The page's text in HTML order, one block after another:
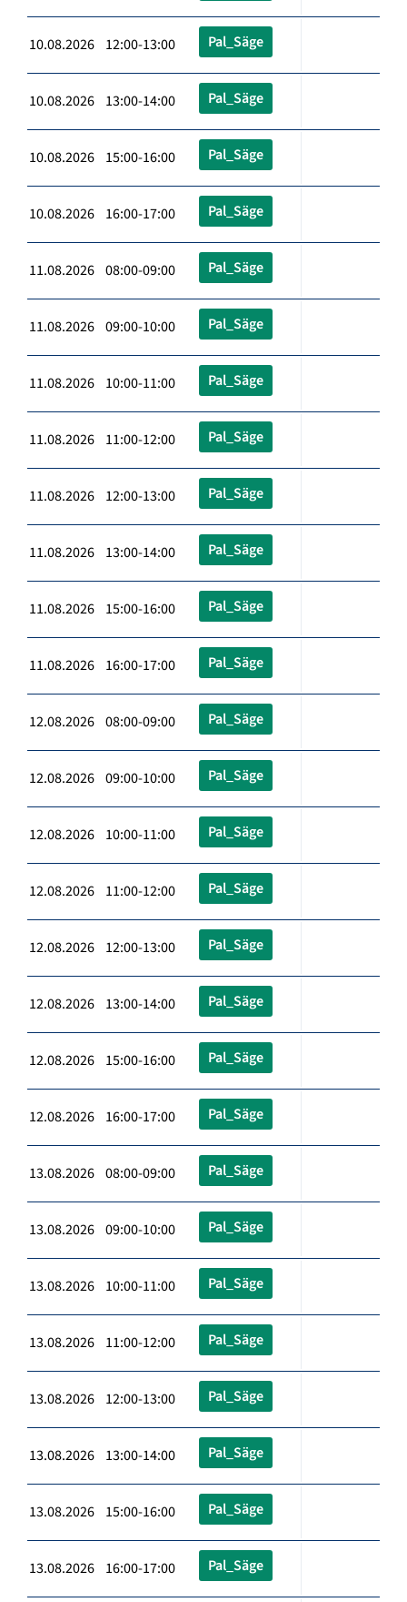
10.08.2026 12:00-13:00 Pal_Säge
10.08.2026 13:00-14:00 Pal_Säge
10.08.2026 15:00-16:00 Pal_Säge
10.08.2026 16:00-17:00 Pal_Säge
11.08.2026 08:00-09:00 Pal_Säge
11.08.2026 09:00-10:00 Pal_Säge
11.08.2026 10:00-11:00 Pal_Säge
11.08.2026 11:00-12:00 Pal_Säge
11.08.2026 12:00-13:00 Pal_Säge
11.08.2026 13:00-14:00 Pal_Säge
11.08.2026 15:00-16:00 Pal_Säge
11.08.2026 16:00-17:00 Pal_Säge
12.08.2026 08:00-09:00 Pal_Säge
12.08.2026 09:00-10:00 Pal_Säge
12.08.2026 10:00-11:00 Pal_Säge
12.08.2026 11:00-12:00 Pal_Säge
12.08.2026 12:00-13:00 Pal_Säge
12.08.2026 13:00-14:00 Pal_Säge
12.08.2026 15:00-16:00 Pal_Säge
12.08.2026 16:00-17:00 Pal_Säge
13.08.2026 08:00-09:00 Pal_Säge
13.08.2026 09:00-10:00 Pal_Säge
13.08.2026 10:00-11:00 Pal_Säge
13.08.2026 11:00-12:00 Pal_Säge
13.08.2026 12:00-13:00 Pal_Säge
13.08.2026 13:00-14:00 Pal_Säge
13.08.2026 15:00-16:00 Pal_Säge
13.08.2026 16:00-17:00 Pal_Säge